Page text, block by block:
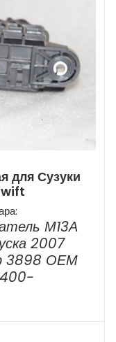
для Сузуки
М13А
2007
3898 ОЕМ